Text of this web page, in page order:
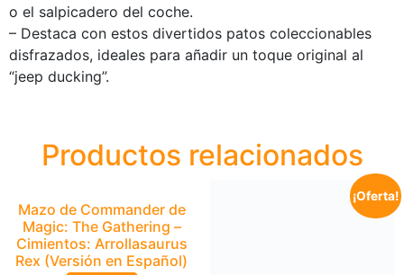
o el salpicadero del coche.
– Destaca con estos divertidos patos coleccionables
disfrazados, ideales para añadir un toque original al
“jeep ducking”.
Productos relacionados
Mazo de Commander de
Magic: The Gathering –
Cimientos: Arrollasaurus
Rex (Versión en Español)
¡Oferta!
Sonic 3 la Película Figura